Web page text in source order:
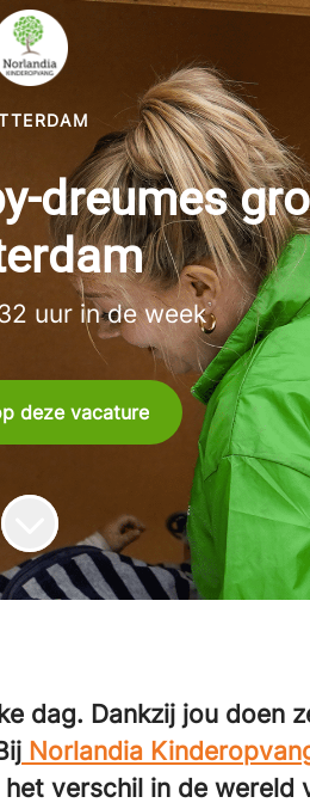
dreumes
uur in de week
deze vacature
dag. Dankzij jou doen
Norlandia
verschil in de wereld